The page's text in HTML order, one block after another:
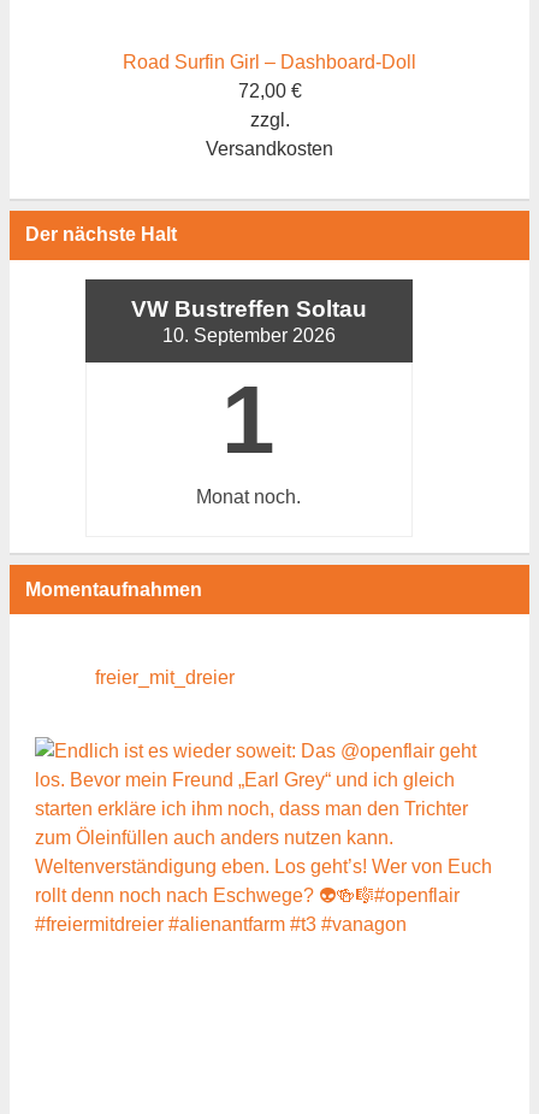
Road Surfin Girl – Dashboard-Doll
72,00 €
zzgl.
Versandkosten
Der nächste Halt
VW Bustreffen Soltau
10. September 2026
1
Monatnoch.
Momentaufnahmen
freier_mit_dreier